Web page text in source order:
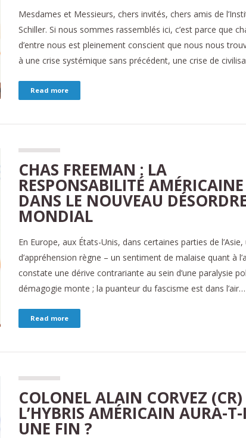
Mesdames et Messieurs, chers invités, chers amis de
Schiller. Si nous sommes rassemblés ici, c’est parce que
d’entre nous est pleinement conscient que nous nous
à une crise systémique sans précédent, une crise de
Read more
CHAS FREEMAN : LA
RESPONSABILITÉ AMÉRICAINE
DANS LE NOUVEAU
MONDIAL
En Europe, aux États-Unis, dans certaines parties de l’Asie,
d’appréhension règne – un sentiment de malaise quant à
constate une dérive contrariante au sein d’une paralysie
démagogie monte ; la puanteur du fascisme est dans l’air…
Read more
COLONEL ALAIN CORVEZ (CR)
L’HYBRIS AMÉRICAIN AURA-
UNE FIN ?